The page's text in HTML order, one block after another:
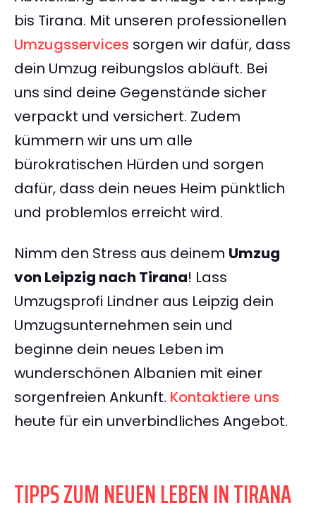
bis Tirana. Mit unseren professionellen
Umzugsservices sorgen wir dafür, dass
dein Umzug reibungslos abläuft. Bei
uns sind deine Gegenstände sicher
verpackt und versichert. Zudem
kümmern wir uns um alle
bürokratischen Hürden und sorgen
dafür, dass dein neues Heim pünktlich
und problemlos erreicht wird.
Nimm den Stress aus deinem Umzug
von Leipzig nach Tirana! Lass
Umzugsprofi Lindner aus Leipzig dein
Umzugsunternehmen sein und
beginne dein neues Leben im
wunderschönen Albanien mit einer
sorgenfreien Ankunft. Kontaktiere uns
heute für ein unverbindliches Angebot.
TIPPS ZUM NEUEN LEBEN IN TIRANA